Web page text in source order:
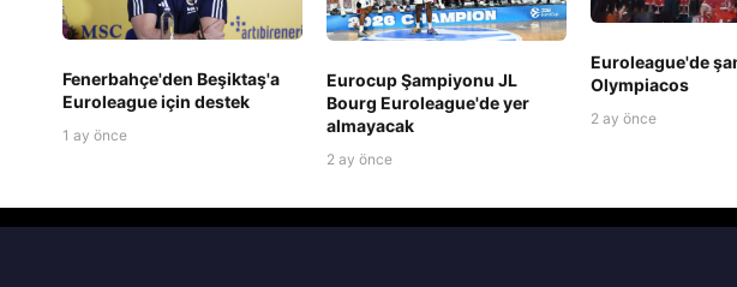
Fenerbahçe'den Beşiktaş'a
Euroleague için destek
1 ay önce
Eurocup Şampiyonu JL
Bourg Euroleague'de yer
almayacak
2 ay önce
Euroleague'de
Olympiacos
2 ay önce